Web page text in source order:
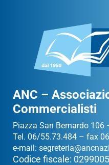
ANC –
Commercialisti
Piazza San Bernardo 106
Tel. 06/55.73.484 – fax
e-mail:
Codice fiscale: